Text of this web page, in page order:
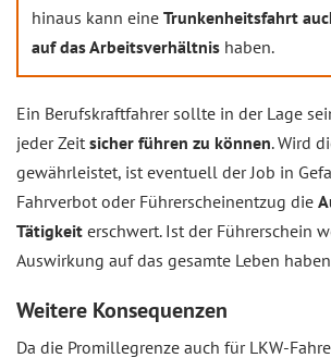
hinaus kann eine Trunkenheitsfahrt
auf das Arbeitsverhältnis haben.
Ein Berufskraftfahrer sollte in der Lage
jeder Zeit sicher führen zu können. Wird
gewährleistet, ist eventuell der Job in
Fahrverbot oder Führerscheinentzug die
Tätigkeit erschwert. Ist der Führerschein
Auswirkung auf das gesamte Leben
Weitere Konsequenzen
Da die Promillegrenze auch für LKW-